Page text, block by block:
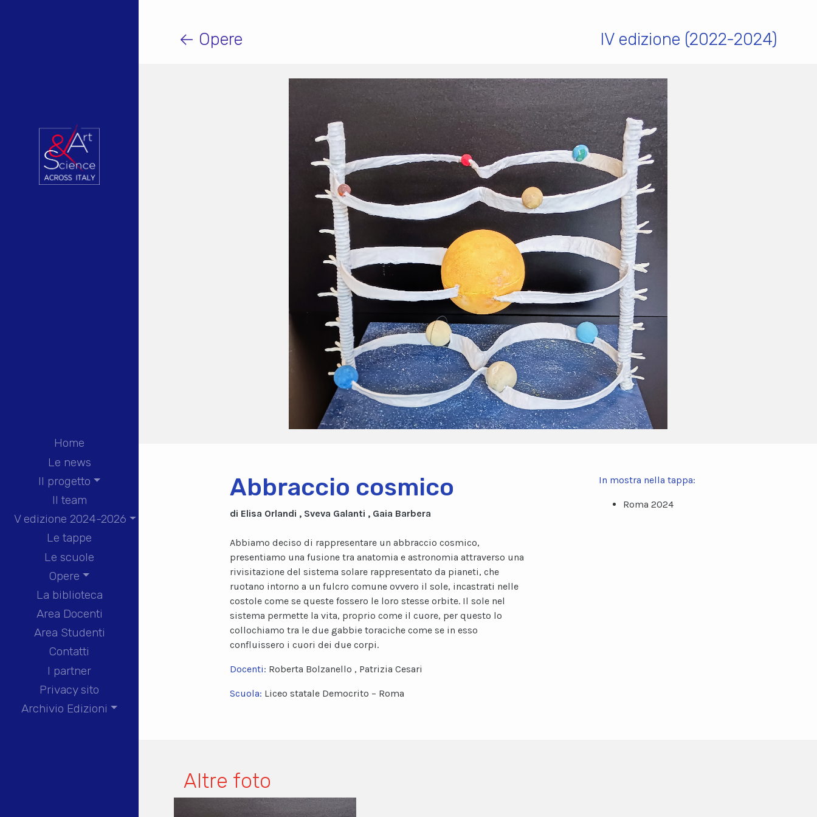
Home
Le news
Il progetto
Il team
V edizione 2024-2026
Le tappe
Le scuole
Opere
La biblioteca
Area Docenti
Area Studenti
Contatti
I partner
Privacy sito
Archivio Edizioni
← Opere IV edizione (2022-2024)
Abbraccio cosmico
di Elisa Orlandi , Sveva Galanti , Gaia Barbera
Abbiamo deciso di rappresentare un abbraccio cosmico,
presentiamo una fusione tra anatomia e astronomia attraverso una
rivisitazione del sistema solare rappresentato da pianeti, che
ruotano intorno a un fulcro comune ovvero il sole, incastrati nelle
costole come se queste fossero le loro stesse orbite. Il sole nel
sistema permette la vita, proprio come il cuore, per questo lo
collochiamo tra le due gabbie toraciche come se in esso
confluissero i cuori dei due corpi.
Docenti: Roberta Bolzanello , Patrizia Cesari
Scuola: Liceo statale Democrito – Roma
In mostra nella tappa:
Roma 2024
Altre foto